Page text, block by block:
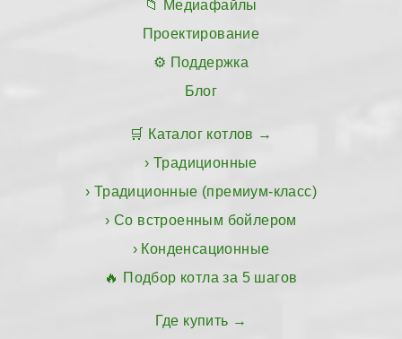
Медиафайлы
Проектирование
Поддержка
Блог
Каталог котлов
Традиционные
Традиционные (премиум-класс)
Со встроенным бойлером
Конденсационные
Подбор котла за 5 шагов
Где купить